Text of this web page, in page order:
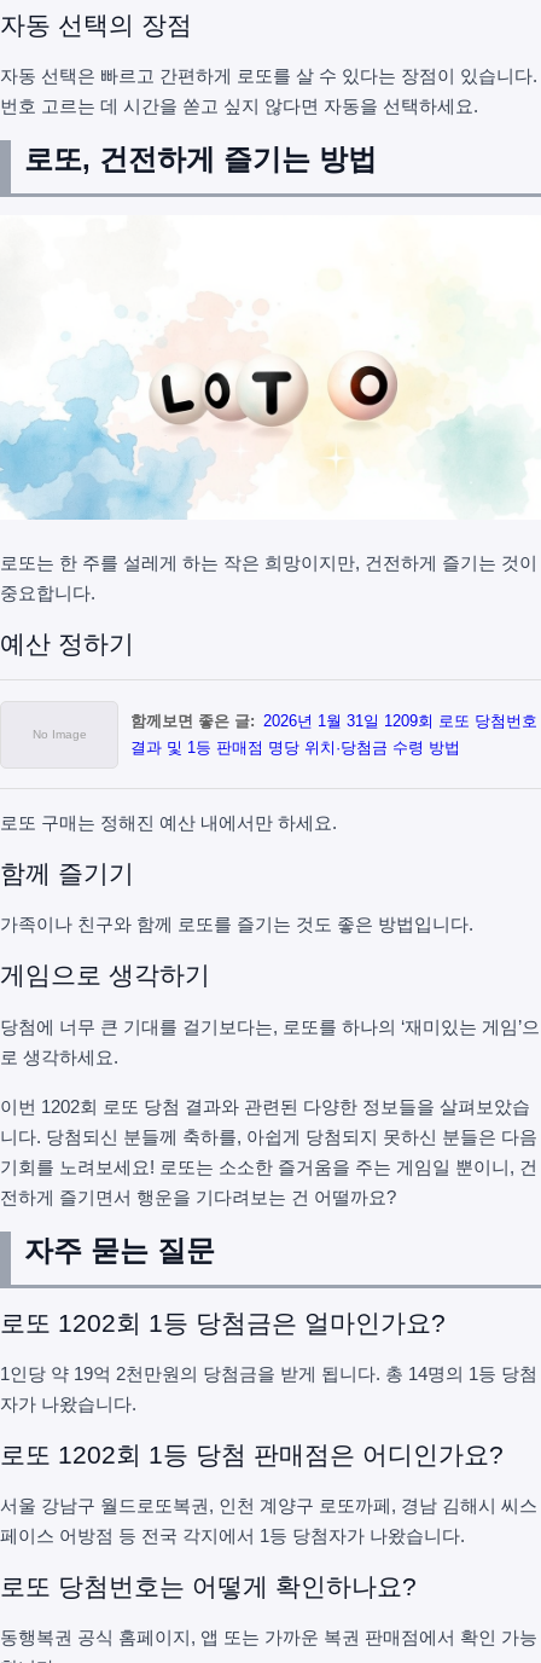
자동 선택의 장점
자동 선택은 빠르고 간편하게 로또를 살 수 있다는 장점이 있습니다.
번호 고르는 데 시간을 쏟고 싶지 않다면 자동을 선택하세요.
로또, 건전하게 즐기는 방법
로또는 한 주를 설레게 하는 작은 희망이지만, 건전하게 즐기는 것이
중요합니다.
예산 정하기
함께보면 좋은 글: 2026년 1월 31일 1209회 로또 당첨번호
결과 및 1등 판매점 명당 위치·당첨금 수령 방법
로또 구매는 정해진 예산 내에서만 하세요.
함께 즐기기
가족이나 친구와 함께 로또를 즐기는 것도 좋은 방법입니다.
게임으로 생각하기
당첨에 너무 큰 기대를 걸기보다는, 로또를 하나의 ‘재미있는 게임’으
로 생각하세요.
이번 1202회 로또 당첨 결과와 관련된 다양한 정보들을 살펴보았습
니다. 당첨되신 분들께 축하를, 아쉽게 당첨되지 못하신 분들은 다음
기회를 노려보세요! 로또는 소소한 즐거움을 주는 게임일 뿐이니, 건
전하게 즐기면서 행운을 기다려보는 건 어떨까요?
자주 묻는 질문
로또 1202회 1등 당첨금은 얼마인가요?
1인당 약 19억 2천만원의 당첨금을 받게 됩니다. 총 14명의 1등 당첨
자가 나왔습니다.
로또 1202회 1등 당첨 판매점은 어디인가요?
서울 강남구 월드로또복권, 인천 계양구 로또까페, 경남 김해시 씨스
페이스 어방점 등 전국 각지에서 1등 당첨자가 나왔습니다.
로또 당첨번호는 어떻게 확인하나요?
동행복권 공식 홈페이지, 앱 또는 가까운 복권 판매점에서 확인 가능